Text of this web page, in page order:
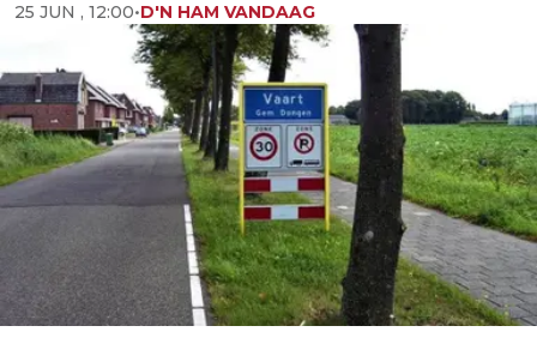
25 JUN , 12:00•D'N HAM VANDAAG